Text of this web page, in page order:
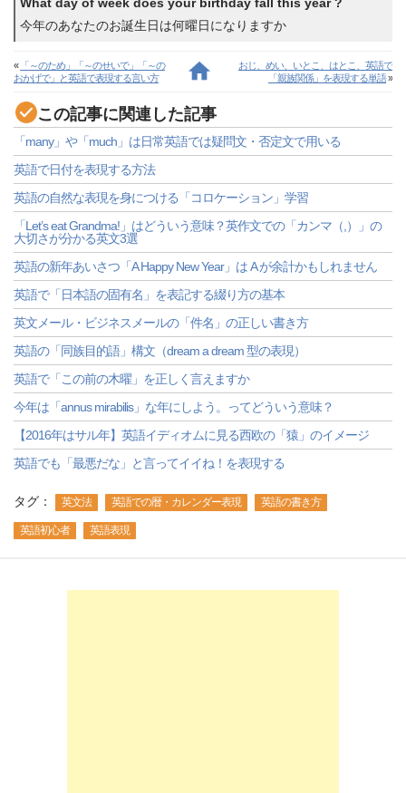
今年のあなたのお誕生日は何曜日になりますか
« 「～のため」「～のせいで」「～の
おかげで」と英語で表現する言い方
おじ、めい、いとこ、はとこ、英語で
「親族関係」を表現する単語»
この記事に関連した記事
「many」や「much」は日常英語では疑問文・否定文で用いる
英語で日付を表現する方法
英語の自然な表現を身につける「コロケーション」学習
「Let’s eat Grandma!」はどういう意味？英作文での「カンマ（,）」の
大切さが分かる英文3選
英語の新年あいさつ「A Happy New Year」は A が余計かもしれません
英語で「日本語の固有名」を表記する綴り方の基本
英文メール・ビジネスメールの「件名」の正しい書き方
英語の「同族目的語」構文（dream a dream 型の表現）
英語で「この前の木曜」を正しく言えますか
今年は「annus mirabilis」な年にしよう。ってどういう意味？
【2016年はサル年】英語イディオムに見る西欧の「猿」のイメージ
英語でも「最悪だな」と言ってイイね！を表現する
タグ： 英文法 英語での暦・カレンダー表現 英語の書き方
英語初心者 英語表現